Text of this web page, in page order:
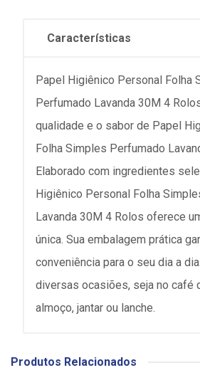
Características
Papel Higiênico Personal Folha
Perfumado Lavanda 30M 4
qualidade e o sabor de Papel
Folha Simples Perfumado
Elaborado com ingredientes
Higiênico Personal Folha
Lavanda 30M 4 Rolos oferece
única. Sua embalagem prática
conveniência para o seu dia a
diversas ocasiões, seja no café
almoço, jantar ou lanche.
Produtos Relacionados